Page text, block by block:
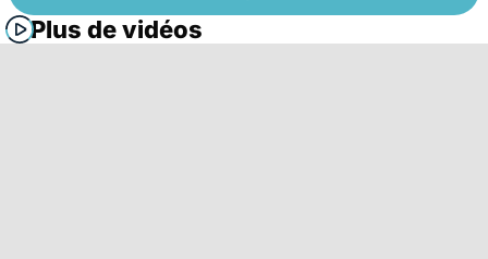
Plus de vidéos